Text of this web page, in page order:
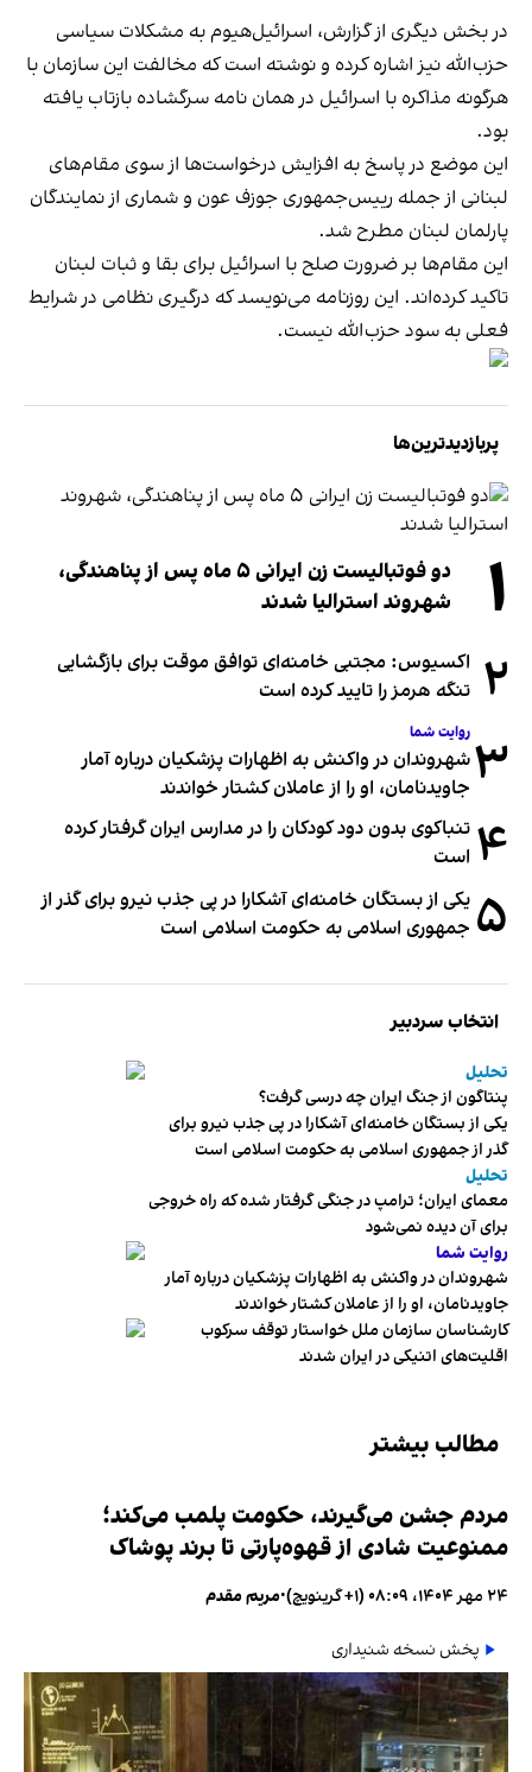
در بخش دیگری از گزارش، اسرائیل‌هیوم به مشکلات سیاسی
حزب‌الله نیز اشاره کرده و نوشته است که مخالفت این سازمان با
هرگونه مذاکره با اسرائیل در همان نامه سرگشاده بازتاب یافته
بود.
این موضع در پاسخ به افزایش درخواست‌ها از سوی مقام‌های
لبنانی از جمله رییس‌جمهوری جوزف عون و شماری از نمایندگان
پارلمان لبنان مطرح شد.
این مقام‌ها بر ضرورت صلح با اسرائیل برای بقا و ثبات لبنان
تاکید کرده‌اند. این روزنامه می‌نویسد که درگیری نظامی در شرایط
فعلی به سود حزب‌الله نیست.
پربازدیدترین‌ها
۱
دو فوتبالیست زن ایرانی ۵ ماه پس از پناهندگی،
شهروند استرالیا شدند
۲ اکسیوس: مجتبی خامنه‌ای توافق موقت برای بازگشایی
تنگه هرمز را تایید کرده است
۳ روایت شما
شهروندان در واکنش به اظهارات پزشکیان درباره آمار
جاویدنامان، او را از عاملان کشتار خواندند
۴ تنباکوی بدون دود کودکان را در مدارس ایران گرفتار کرده
است
۵ یکی از بستگان خامنه‌ای آشکارا در پی جذب نیرو برای گذر از
جمهوری اسلامی به حکومت اسلامی است
انتخاب سردبیر
تحلیل
پنتاگون از جنگ ایران چه درسی گرفت؟
یکی از بستگان خامنه‌ای آشکارا در پی جذب نیرو برای
گذر از جمهوری اسلامی به حکومت اسلامی است
تحلیل
معمای ایران؛ ترامپ در جنگی گرفتار شده که راه خروجی
برای آن دیده نمی‌شود
روایت شما
شهروندان در واکنش به اظهارات پزشکیان درباره آمار
جاویدنامان، او را از عاملان کشتار خواندند
کارشناسان سازمان ملل خواستار توقف سرکوب
اقلیت‌های اتنیکی در ایران شدند
مطالب بیشتر
مردم جشن می‌گیرند، حکومت پلمب می‌کند؛
ممنوعیت شادی از قهوه‌پارتی تا برند پوشاک
۲۴ مهر ۱۴۰۴، ۰۸:۰۹ (‎+۱ گرینویچ) •مریم مقدم
پخش نسخه شنیداری